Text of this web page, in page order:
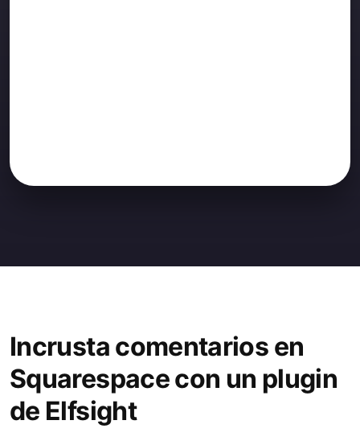
Incrusta comentarios en
Squarespace con un plugin
de Elfsight